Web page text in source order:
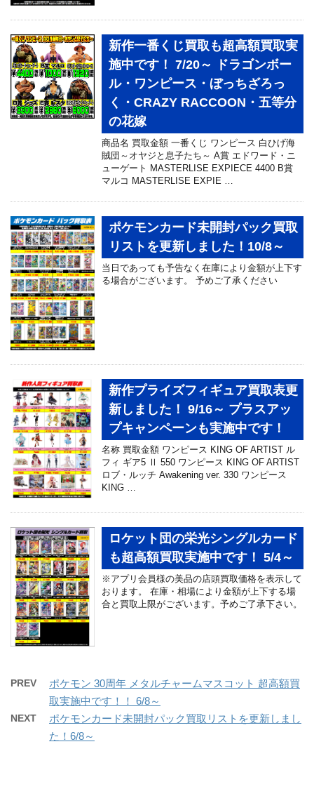
新作一番くじ買取も超高額買取実
施中です！ 7/20～ ドラゴンボー
ル・ワンピース・ぼっちざろっ
く・CRAZY RACCOON・五等分
の花嫁
商品名 買取金額 一番くじ ワンピース 白ひげ海
賊団～オヤジと息子たち～ A賞 エドワード・ニ
ューゲート MASTERLISE EXPIECE 4400 B賞
マルコ MASTERLISE EXPIE …
ポケモンカード未開封パック買取
リストを更新しました！10/8～
当日であっても予告なく在庫により金額が上下す
る場合がございます。 予めご了承ください
新作プライズフィギュア買取表更
新しました！ 9/16～ プラスアッ
プキャンペーンも実施中です！
名称 買取金額 ワンピース KING OF ARTIST ル
フィ ギア5 Ⅱ 550 ワンピース KING OF ARTIST
ロブ・ルッチ Awakening ver. 330 ワンピース
KING …
ロケット団の栄光シングルカード
も超高額買取実施中です！ 5/4～
※アプリ会員様の美品の店頭買取価格を表示して
おります。 在庫・相場により金額が上下する場
合と買取上限がございます。予めご了承下さい。
PREV
ポケモン 30周年 メタルチャームマスコット 超高額買
取実施中です！！ 6/8～
NEXT
ポケモンカード未開封パック買取リストを更新しまし
た！6/8～